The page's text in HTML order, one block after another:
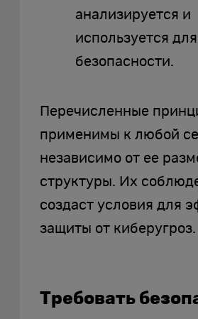
анализируется и
используется
безопасности.
Перечисленные
применимы к любой
независимо от ее
структуры. Их
создаст условия для
защиты от киберугроз.
Требовать